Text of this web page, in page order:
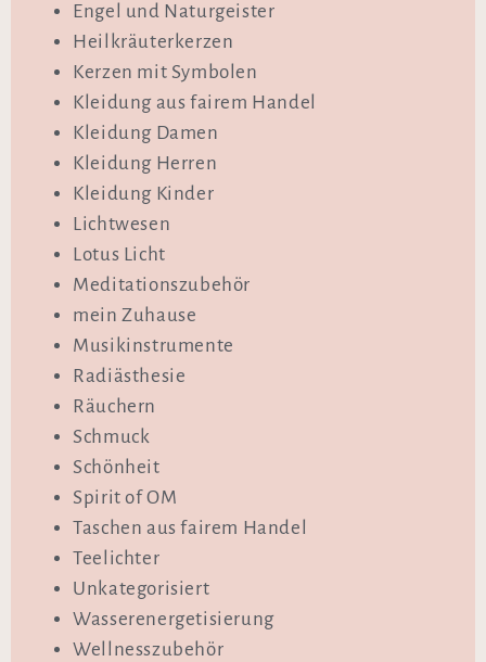
Engel und Naturgeister
Heilkräuterkerzen
Kerzen mit Symbolen
Kleidung aus fairem Handel
Kleidung Damen
Kleidung Herren
Kleidung Kinder
Lichtwesen
Lotus Licht
Meditationszubehör
mein Zuhause
Musikinstrumente
Radiästhesie
Räuchern
Schmuck
Schönheit
Spirit of OM
Taschen aus fairem Handel
Teelichter
Unkategorisiert
Wasserenergetisierung
Wellnesszubehör